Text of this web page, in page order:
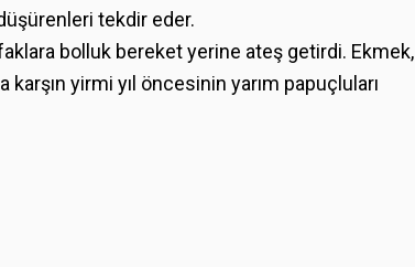
tekdir eder.
bolluk bereket yerine ateş getirdi. Ekmek,
yirmi yıl öncesinin yarım papuçluları